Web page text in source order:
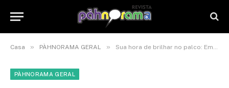
Casa » PÀHNORAMA GERAL » Sua hora de brilhar no palco: Empreendedorismo Feminino em destaque!
PÀHNORAMA GERAL